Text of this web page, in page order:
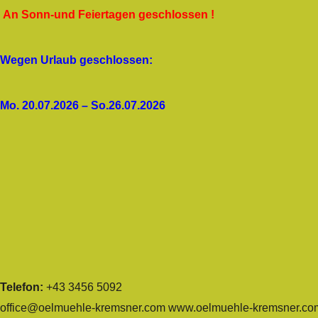
An Sonn-und Feiertagen geschlossen !
Wegen Urlaub geschlossen:
Mo. 20.07.2026 – So.26.07.2026
Telefon: +43 3456 5092
office@oelmuehle-kremsner.com www.oelmuehle-